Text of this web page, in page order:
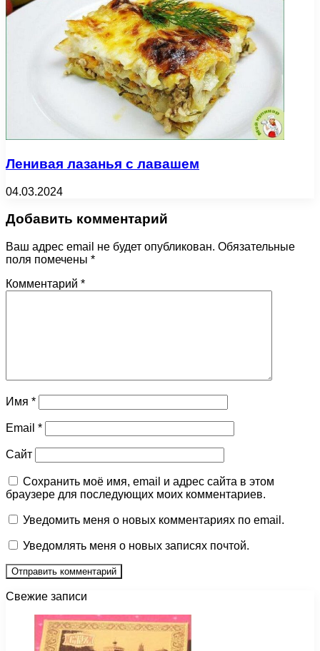
Ленивая лазанья с лавашем
04.03.2024
Добавить комментарий
Ваш адрес email не будет опубликован. Обязательные
поля помечены *
Комментарий *
Имя *
Email *
Сайт
Сохранить моё имя, email и адрес сайта в этом
браузере для последующих моих комментариев.
Уведомить меня о новых комментариях по email.
Уведомлять меня о новых записях почтой.
Свежие записи